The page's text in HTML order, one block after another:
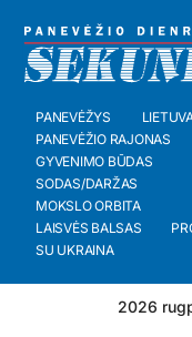
PANEVĖŽYS
PANEVĖŽIO RAJONAS
GYVENIMO BŪDAS
SODAS/DARŽAS
MOKSLO ORBITA
LAISVĖS BALSAS
SU UKRAINA
2026